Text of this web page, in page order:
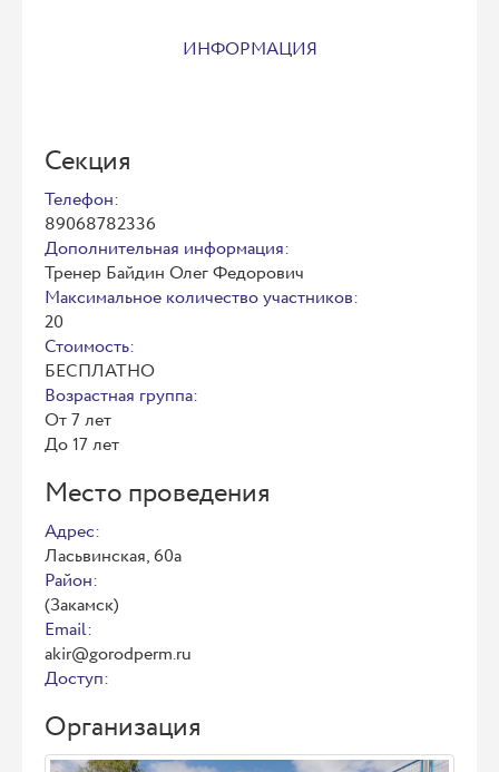
ИНФОРМАЦИЯ
Секция
Телефон:
89068782336
Дополнительная информация:
Тренер Байдин Олег Федорович
Максимальное количество участников:
20
Стоимость:
БЕСПЛАТНО
Возрастная группа:
От 7 лет
До 17 лет
Место проведения
Адрес:
Ласьвинская, 60а
Район:
(Закамск)
Email:
akir@gorodperm.ru
Доступ:
Организация